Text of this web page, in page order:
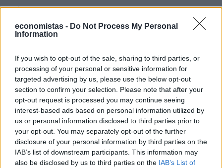
economistas - Do Not Process My Personal
Information
If you wish to opt-out of the sale, sharing to third parties, or
processing of your personal or sensitive information for
targeted advertising by us, please use the below opt-out
section to confirm your selection. Please note that after your
opt-out request is processed you may continue seeing
interest-based ads based on personal information utilized by
us or personal information disclosed to third parties prior to
your opt-out. You may separately opt-out of the further
disclosure of your personal information by third parties on the
IAB’s list of downstream participants. This information may
also be disclosed by us to third parties on the IAB’s List of
τράπεζες